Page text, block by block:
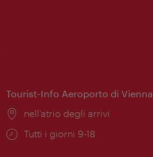
Tourist-Info Aeroporto di Vienna
Posizione:
nell’atrio degli arrivi
Orari
Tutti i giorni 9-18